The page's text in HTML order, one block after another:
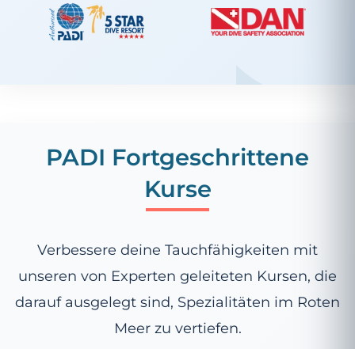
PADI Fortgeschrittene
Kurse
Verbessere deine Tauchfähigkeiten mit
unseren von Experten geleiteten Kursen, die
darauf ausgelegt sind, Spezialitäten im Roten
Meer zu vertiefen.